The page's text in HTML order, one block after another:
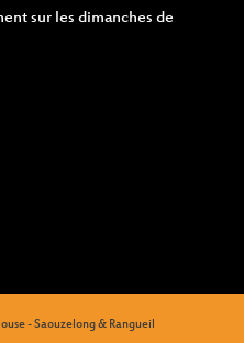
sur les dimanches de
- Saouzelong & Rangueil